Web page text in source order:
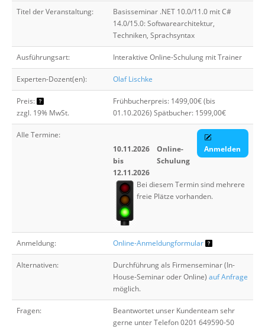
Titel der Veranstaltung:
Basisseminar .NET 10.0/11.0 mit C#
14.0/15.0: Softwarearchitektur,
Techniken, Sprachsyntax
Ausführungsart: Interaktive Online-Schulung mit Trainer
Experten-Dozent(en): Olaf Lischke
Preis:
zzgl. 19% MwSt.
Frühbucherpreis: 1499,00€ (bis
01.10.2026) Spätbucher: 1599,00€
Alle Termine:
10.11.2026
bis
12.11.2026
Online-
Schulung
Anmelden
Bei diesem Termin sind mehrere
freie Plätze vorhanden.
Anmeldung: Online-Anmeldungformular
Alternativen:
Durchführung als Firmenseminar (In-
House-Seminar oder Online) auf Anfrage
möglich.
Fragen:
Beantwortet unser Kundenteam sehr
gerne unter Telefon 0201 649590-50